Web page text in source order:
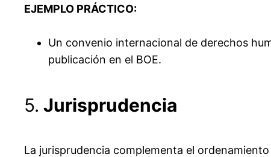
EJEMPLO PRÁCTICO:
Un convenio internacional de derechos
publicación en el BOE.
5. Jurisprudencia
La jurisprudencia complementa el